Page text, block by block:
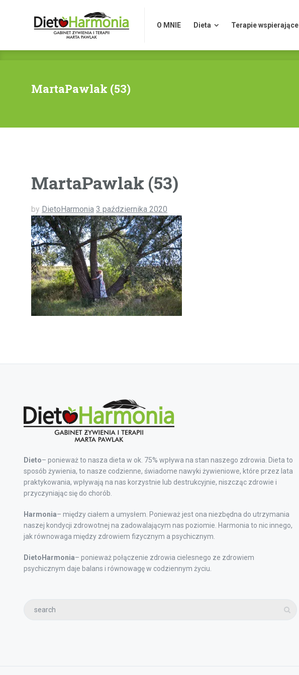
O MNIE Dieta Terapie wspierające
MartaPawlak (53)
MartaPawlak (53)
by DietoHarmonia 3 października 2020
Dieto– ponieważ to nasza dieta w ok. 75% wpływa na stan naszego zdrowia. Dieta to
sposób żywienia, to nasze codzienne, świadome nawyki żywieniowe, które przez lata
praktykowania, wpływają na nas korzystnie lub destrukcyjnie, niszcząc zdrowie i
przyczyniając się do chorób.
Harmonia– między ciałem a umysłem. Ponieważ jest ona niezbędna do utrzymania
naszej kondycji zdrowotnej na zadowalającym nas poziomie. Harmonia to nic innego,
jak równowaga między zdrowiem fizycznym a psychicznym.
DietoHarmonia– ponieważ połączenie zdrowia cielesnego ze zdrowiem
psychicznym daje balans i równowagę w codziennym życiu.